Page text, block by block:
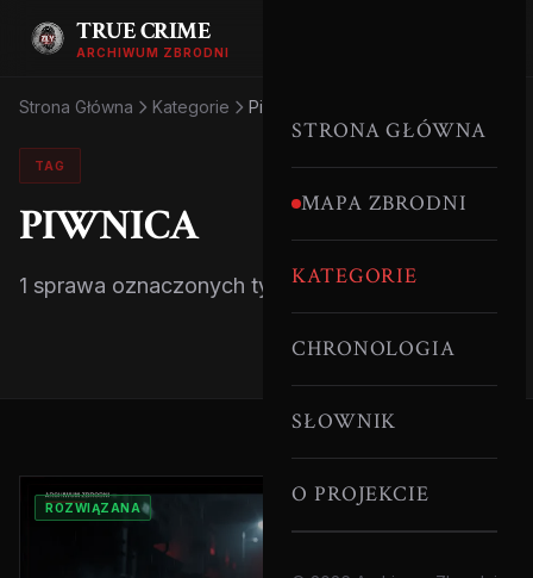
TRUE CRIME
ARCHIWUM ZBRODNI
STRONA GŁÓWNA
MAPA ZBRODNI
KATEGORIE
CHRONOLOGIA
SŁOWNIK
O PROJEKCIE
Strona Główna Kategorie Piwnica
TAG
PIWNICA
1 sprawa oznaczonych tym tagiem.
ROZWIĄZANA